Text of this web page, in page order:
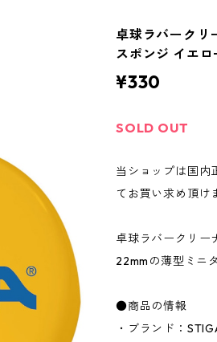
卓球ラバークリ
スポンジ イエロ
¥330
SOLD OUT
当ショップは国内
てお買い求め頂け
卓球ラバークリー
22mmの薄型ミニ
●商品の情報
・ブランド：